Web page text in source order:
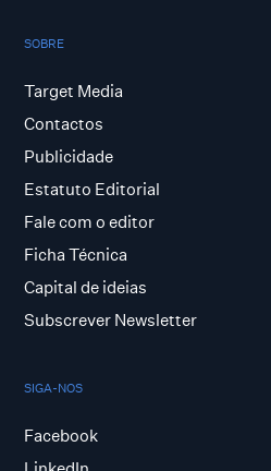
SOBRE
Target Media
Contactos
Publicidade
Estatuto Editorial
Fale com o editor
Ficha Técnica
Capital de ideias
Subscrever Newsletter
SIGA-NOS
Facebook